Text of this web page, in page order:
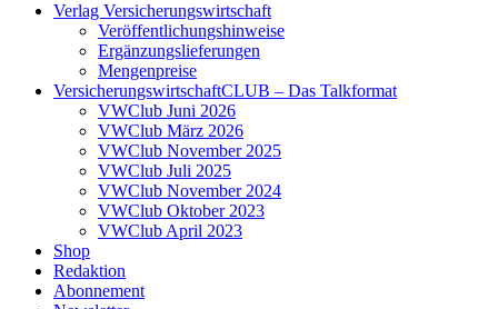
Verlag Versicherungswirtschaft
Veröffentlichungshinweise
Ergänzungslieferungen
Mengenpreise
VersicherungswirtschaftCLUB – Das Talkformat
VWClub Juni 2026
VWClub März 2026
VWClub November 2025
VWClub Juli 2025
VWClub November 2024
VWClub Oktober 2023
VWClub April 2023
Shop
Redaktion
Abonnement